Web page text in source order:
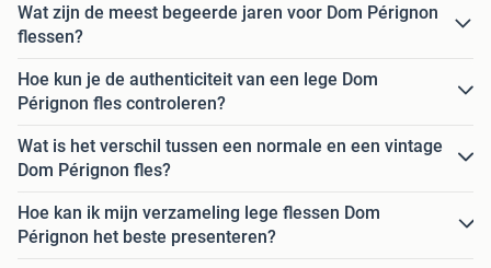
Wat zijn de meest begeerde jaren voor Dom Pérignon
flessen?
Hoe kun je de authenticiteit van een lege Dom
Pérignon fles controleren?
Wat is het verschil tussen een normale en een vintage
Dom Pérignon fles?
Hoe kan ik mijn verzameling lege flessen Dom
Pérignon het beste presenteren?